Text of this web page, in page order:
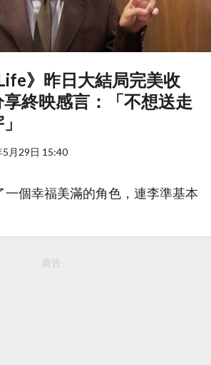
》昨日大結局完美收
終映感言：「不想送走
5月29日 15:40
一個幸福美滿的角色，連李準基本
廣告